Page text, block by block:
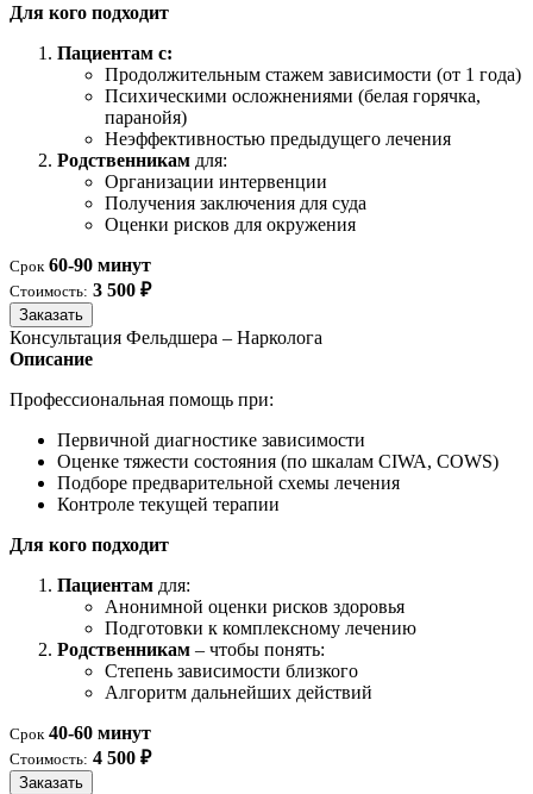
Для кого подходит
Пациентам с:
Продолжительным стажем зависимости (от 1 года)
Психическими осложнениями (белая горячка,
паранойя)
Неэффективностью предыдущего лечения
Родственникам для:
Организации интервенции
Получения заключения для суда
Оценки рисков для окружения
Срок 60-90 минут
Стоимость: 3 500 ₽
Заказать
Консультация Фельдшера – Нарколога
Описание
Профессиональная помощь при:
Первичной диагностике зависимости
Оценке тяжести состояния (по шкалам CIWA, COWS)
Подборе предварительной схемы лечения
Контроле текущей терапии
Для кого подходит
Пациентам для:
Анонимной оценки рисков здоровья
Подготовки к комплексному лечению
Родственникам – чтобы понять:
Степень зависимости близкого
Алгоритм дальнейших действий
Срок 40-60 минут
Стоимость: 4 500 ₽
Заказать